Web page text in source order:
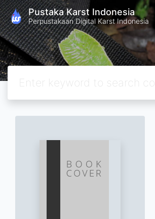
Pustaka Karst Indonesia
Perpustakaan Digital Karst Indonesia